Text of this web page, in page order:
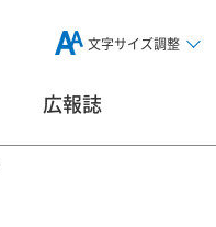
文字サイズ調整
広報誌